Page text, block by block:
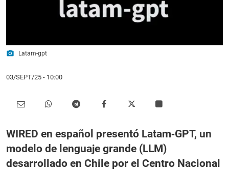
photo_camera Latam-gpt
03/SEPT/25 - 10:00
WIRED en español presentó Latam‑GPT, un
modelo de lenguaje grande (LLM)
desarrollado en Chile por el Centro Nacional